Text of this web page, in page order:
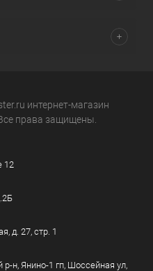
интернет-магазин
права защищены.
12
д. 27, стр. 1
н, Янино-1 гп, Шоссейная ул,